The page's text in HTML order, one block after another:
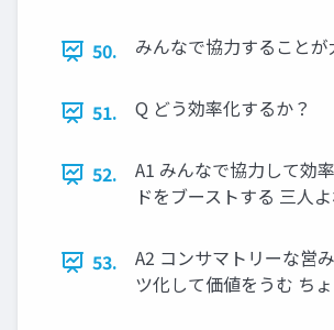
50. みんなで協力することが
51. Q どう効率化するか？
52.
A1 みんなで協力して効
ドをブーストする 三人
53.
A2 コンサマトリーな営
ツ化して価値をうむ ち